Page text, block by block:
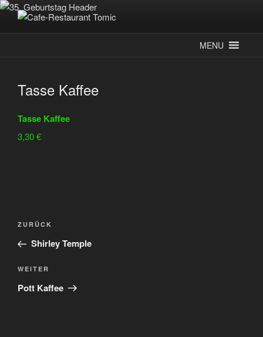
Zum
Inhalt
springenCAFE-RESTAURANT TOMIC
Deutsch-Kroatisches Spezialitätenrestaurant
MENU
Tasse Kaffee
Tasse Kaffee
3,30 €
Beitragsnavigation
Vorheriger
Beitrag
ZURÜCK
Shirley Temple
Nächster
Beitrag
WEITER
Pott Kaffee